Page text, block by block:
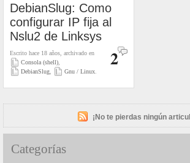
DebianSlug: Como
configurar IP fija al
Nslu2 de Linksys
2
Escrito hace 18 años, archivado en
Consola (shell)
DebianSlug
Gnu / Linux
¡No te pierdas ningún
Categorías